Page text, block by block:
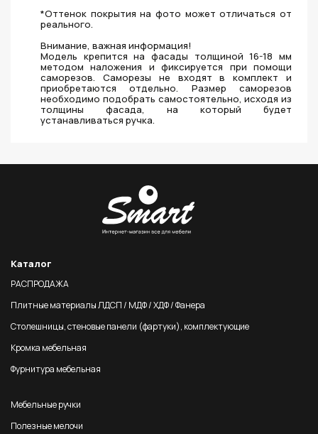
*Оттенок покрытия на фото может отличаться от
реального.
Внимание, важная информация!
Модель крепится на фасады толщиной 16-18 мм
методом наложения и фиксируется при помощи
саморезов. Саморезы не входят в комплект и
приобретаются отдельно. Размер саморезов
необходимо подобрать самостоятельно, исходя из
толщины фасада, на который будет
устанавливаться ручка.
Каталог
РАСПРОДАЖА
Плитные материалы ЛДСП / МДФ / ХДФ / Фанера
Столешницы, стеновые панели (фартуки), комплектующие
Кромка мебельная
Фурнитура мебельная
Мебельные ручки
Полезные мелочи